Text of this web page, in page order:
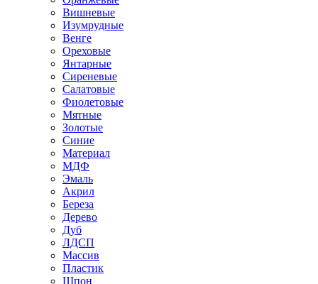
Вишневые
Изумрудные
Венге
Ореховые
Янтарные
Сиреневые
Салатовые
Фиолетовые
Мятные
Золотые
Синие
Материал
МДФ
Эмаль
Акрил
Береза
Дерево
Дуб
ЛДСП
Массив
Пластик
Шпон